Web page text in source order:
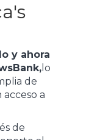
y ahora
lo
de
a
de